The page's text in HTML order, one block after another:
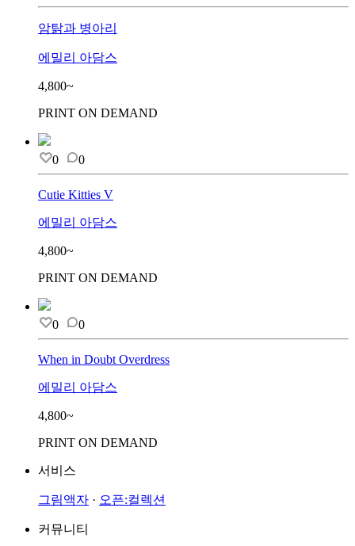
암탉과 병아리
에밀리 아담스
4,800~
PRINT ON DEMAND
0 0
Cutie Kitties V
에밀리 아담스
4,800~
PRINT ON DEMAND
0 0
When in Doubt Overdress
에밀리 아담스
4,800~
PRINT ON DEMAND
서비스
그림액자 · 오픈:컬렉션
커뮤니티